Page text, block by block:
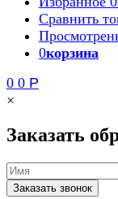
Сравнить
0корзина
0 0 Р
×
Заказать